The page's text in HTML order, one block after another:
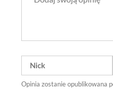
Opinia zostanie opublikowana